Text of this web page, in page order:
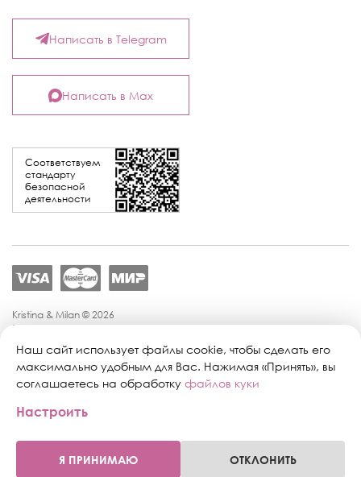
Соответствуем
стандарту
безопасной
деятельности
Написать в Telegram
Написать в Max
Kristina & Milan © 2026
Политика конфиденциальности
Политика обработки персональных данных
Публичная оферта
Персональные настройки файлов cookie
Поддержка сайта:
Наш сайт использует файлы cookie, чтобы сделать его
максимально удобным для Вас. Нажимая «Принять», вы
соглашаетесь на обработку файлов куки
Настроить
Я ПРИНИМАЮ ОТКЛОНИТЬ